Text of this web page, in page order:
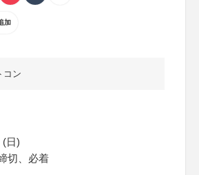
加
コン
(日)
切、必着